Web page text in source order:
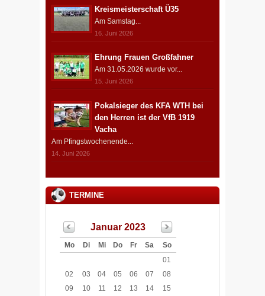
Kreismeisterschaft Ü35
Am Samstag...
16. Juni 2026
Ehrung Frauen Großfahner
Am 31.05.2026 wurde vor...
15. Juni 2026
Pokalsieger des KFA WTH bei
den Herren ist der VfB 1919
Vacha
Am Pfingstwochenende...
14. Juni 2026
TERMINE
Januar 2023
Mo Di Mi Do Fr Sa
So
01
02
03 04 05 06 07
08
09
10 11 12 13 14
15